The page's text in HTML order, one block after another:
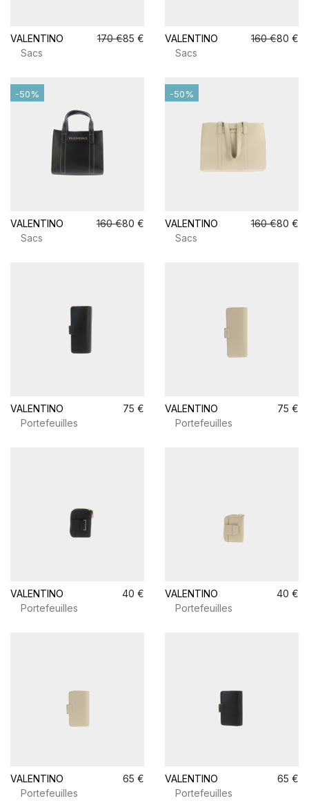
VALENTINO 170 €85 €
Sacs
VALENTINO 160 €80 €
Sacs
VALENTINO 160 €80 €
Sacs
-50%
VALENTINO 160 €80 €
Sacs
-50%
VALENTINO
75 €
Portefeuilles
VALENTINO
75 €
Portefeuilles
VALENTINO
40 €
Portefeuilles
VALENTINO
40 €
Portefeuilles
VALENTINO
65 €
Portefeuilles
VALENTINO
65 €
Portefeuilles